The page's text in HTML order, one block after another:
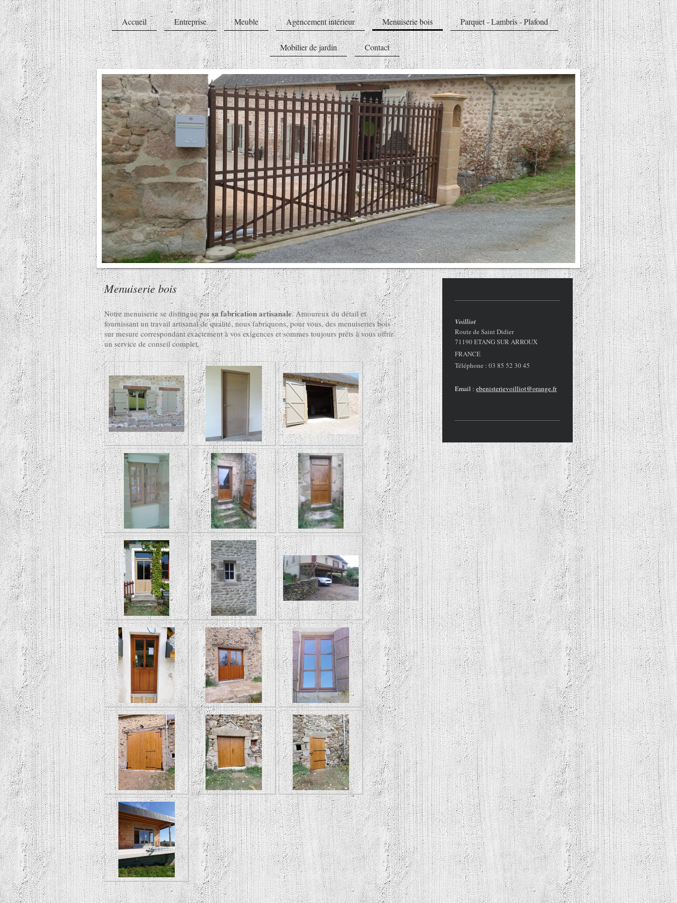
Accueil Entreprise Meuble Agencement intérieur Menuiserie bois Parquet - Lambris - Plafond
Mobilier de jardin Contact
Menuiserie bois
Notre menuiserie se distingue parsa fabrication artisanale. Amoureux du détail et
fournissant un travail artisanal de qualité, nous fabriquons, pour vous, des menuiseries bois
sur mesure correspondant exactement à vos exigences et sommes toujours prêts à vous offrir
un service de conseil complet.
Voilliot
Route de Saint Didier
71190 ETANG SUR ARROUX
FRANCE
Téléphone : 03 85 52 30 45
Email :ebenisterievoilliot@orange.fr